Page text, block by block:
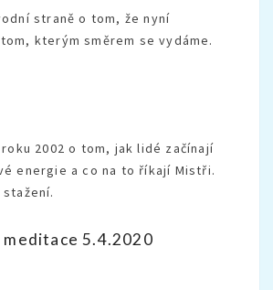
straně o tom, že nyní
kterým směrem se vydáme.
2002 o tom, jak lidé začínají
energie a co na to říkají Mistři.
5.4.2020